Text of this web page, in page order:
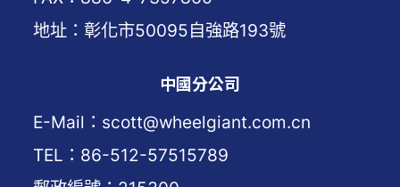
地址：彰化市50095自強路193號
中國分公司
E-Mail：scott@wheelgiant.com.cn
TEL：86-512-57515789